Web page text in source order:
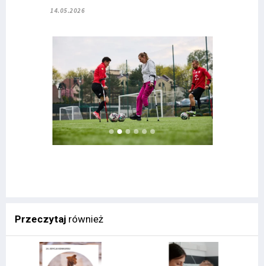
14.05.2026
Przeczytaj również